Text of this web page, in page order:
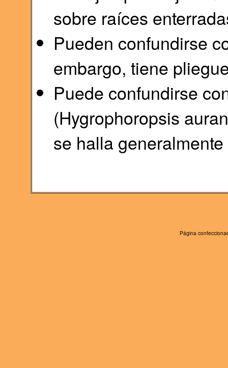
sobre raíces
Pueden confundirse
embargo, tiene
Puede confundirse
(Hygrophoropsis
se halla
Página